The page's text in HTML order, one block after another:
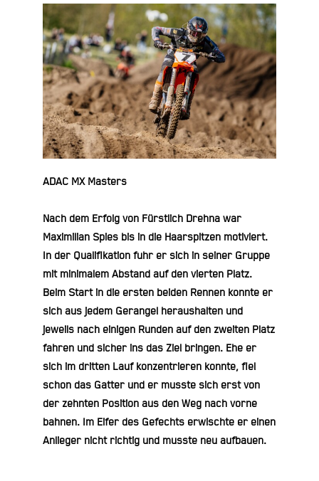
ADAC MX Masters
Nach dem Erfolg von Fürstlich Drehna war
Maximilian Spiesbis in die Haarspitzen motiviert.
In der Qualifikation fuhr er sich in seiner Gruppe
mit minimalem Abstand auf den vierten Platz.
Beim Start in die ersten beiden Rennen konnte er
sich aus jedem Gerangel heraushalten und
jeweils nach einigen Runden auf den zweiten Platz
fahren und sicher ins das Ziel bringen. Ehe er
sich im dritten Lauf konzentrieren konnte, fiel
schon das Gatter und er musste sich erst von
der zehnten Position aus den Weg nach vorne
bahnen. Im Eifer des Gefechts erwischte er einen
Anlieger nicht richtig und musste neu aufbauen.